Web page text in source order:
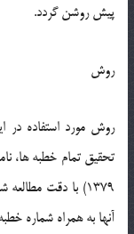
پيش روشن گردد.
روش
روش مورد استفاده در
تحقيق تمام خطبه ها،
1379) با دقت
آنها به همراه شماره